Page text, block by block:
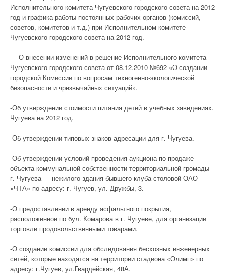
Исполнительного комитета Чугуевского городского совета на 2012
год и графика работы постоянных рабочих органов (комиссий,
советов, комитетов и т.д.) при Исполнительном комитете
Чугуевского городского совета на 2012 год.
— О внесении изменений в решение Исполнительного комитета
Чугуевского городского совета от 08.12.2010 №692 «О создании
городской Комиссии по вопросам техногенно-экологической
безопасности и чрезвычайных ситуаций».
-Об утверждении стоимости питания детей в учебных заведениях.
Чугуева на 2012 год.
-Об утверждении типовых знаков адресации для г. Чугуева.
-Об утверждении условий проведения аукциона по продаже
объекта коммунальной собственности территориальной громады
г. Чугуева — нежилого здания бывшего клуба-столовой ОАО
«ЧТА» по адресу: г. Чугуев, ул. Дружбы, 3.
-О предоставлении в аренду асфальтного покрытия,
расположенное по бул. Комарова в г. Чугуеве, для организации
торговли продовольственными товарами.
-О создании комиссии для обследования бесхозных инженерных
сетей, которые находятся на территории стадиона «Олимп» по
адресу: г.Чугуев, ул.Гвардейская, 48А.